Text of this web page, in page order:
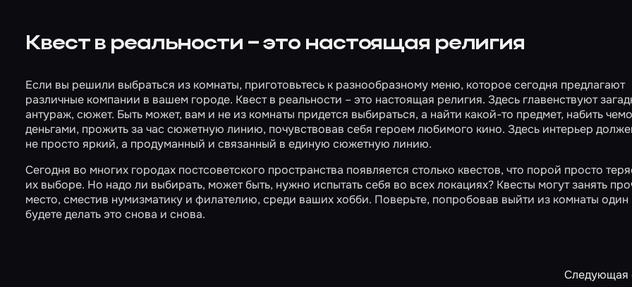
Квест в реальности – это настоящая религия
Если вы решили выбраться из комнаты, приготовьтесь к разнообразному меню, которое сегодня предлагают
различные компании в вашем городе. Квест в реальности – это настоящая религия. Здесь главенствуют
антураж, сюжет. Быть может, вам и не из комнаты придется выбираться, а найти какой-то предмет, набить
деньгами, прожить за час сюжетную линию, почувствовав себя героем любимого кино. Здесь интерьер
не просто яркий, а продуманный и связанный в единую сюжетную линию.
Сегодня во многих городах постсоветского пространства появляется столько квестов, что порой просто
их выборе. Но надо ли выбирать, может быть, нужно испытать себя во всех локациях? Квесты могут занять
место, сместив нумизматику и филателию, среди ваших хобби. Поверьте, попробовав выйти из комнаты один
будете делать это снова и снова.
Следующая